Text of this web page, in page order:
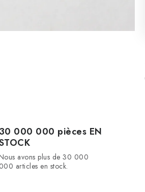
000 000 pièces EN
avons plus de 30 000
articles en stock.